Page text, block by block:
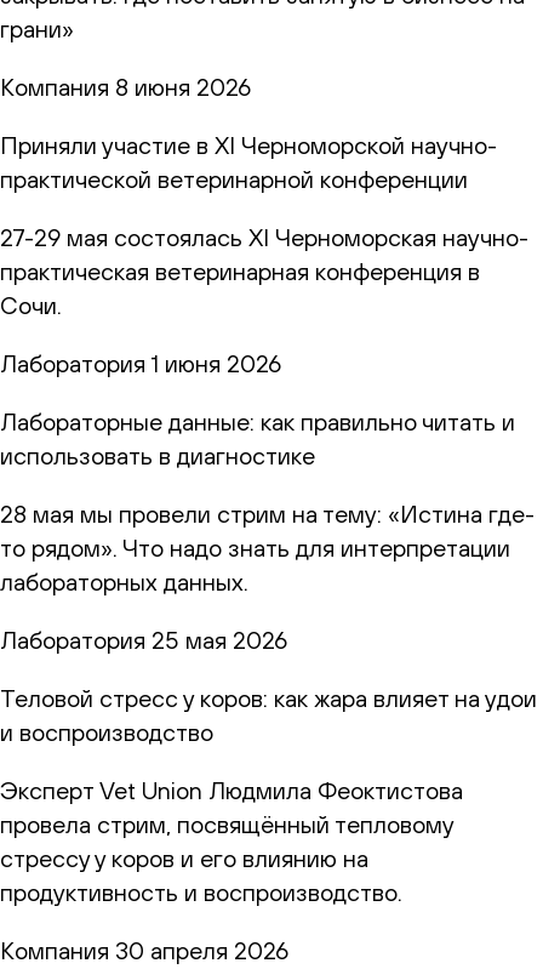
грани»
Компания 8 июня 2026
Приняли участие в XI Черноморской научно-
практической ветеринарной конференции
27-29 мая состоялась XI Черноморская научно-
практическая ветеринарная конференция в
Сочи.
Лаборатория 1 июня 2026
Лабораторные данные: как правильно читать и
использовать в диагностике
28 мая мы провели стрим на тему: «Истина где-
то рядом». Что надо знать для интерпретации
лабораторных данных.
Лаборатория 25 мая 2026
Теловой стресс у коров: как жара влияет на удои
и воспроизводство
Эксперт Vet Union Людмила Феоктистова
провела стрим, посвящённый тепловому
стрессу у коров и его влиянию на
продуктивность и воспроизводство.
Компания 30 апреля 2026